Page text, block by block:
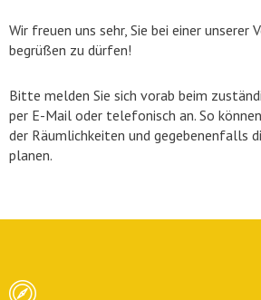
Wir freuen uns sehr, Sie bei einer unserer
begrüßen zu dürfen!
Bitte melden Sie sich vorab beim
per E-Mail oder telefonisch an. So
der Räumlichkeiten und gegebenenfalls
planen.